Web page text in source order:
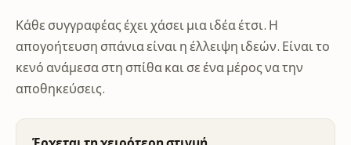
Κάθε συγγραφέας έχει χάσει μια ιδέα έτσι. Η
απογοήτευση σπάνια είναι η έλλειψη ιδεών. Είναι το
κενό ανάμεσα στη σπίθα και σε ένα μέρος να την
αποθηκεύσεις.